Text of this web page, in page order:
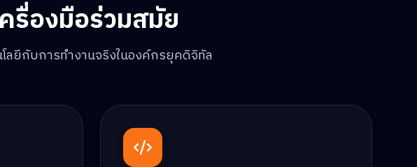
รื่องมือร่วมสมัย
ลยีกับการทำงานจริงในองค์กรยุคดิจิทัล